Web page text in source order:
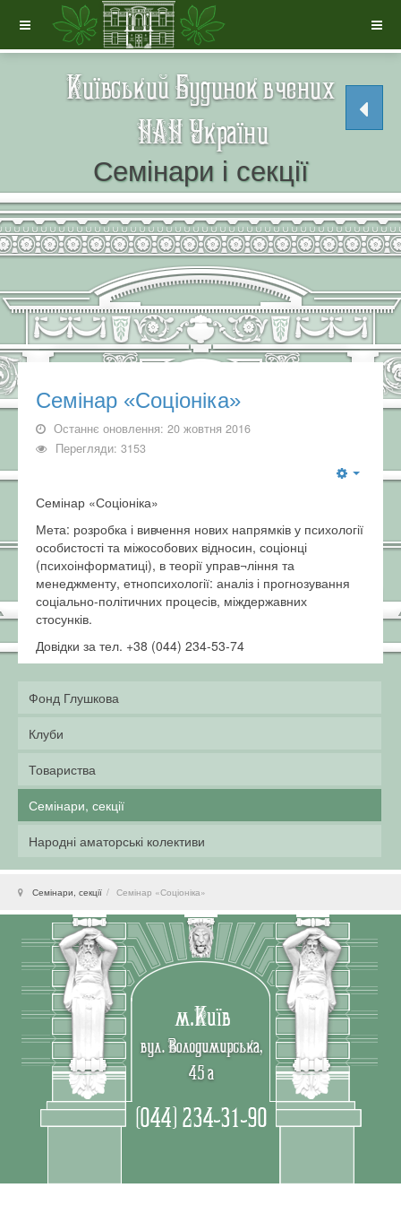
Семінари і секції
Семінар «Соціоніка»
Останнє оновлення: 20 жовтня 2016
Перегляди: 3153
Семінар «Соціоніка»
Мета: розробка і вивчення нових напрямків у психології
особистості та міжособових відносин, соціонці
(психоінформатиці), в теорії управ¬ління та
менеджменту, етнопсихології: аналіз і прогнозування
соціально-політичних процесів, міждержавних
стосунків.
Довідки за тел. +38 (044) 234-53-74
Фонд Глушкова
Клуби
Товариства
Семінари, секції
Народні аматорські колективи
Семінари, секції Семінар «Соціоніка»